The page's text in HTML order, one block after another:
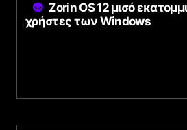
Zorin OS 12 μισό
χρήστες των Windows